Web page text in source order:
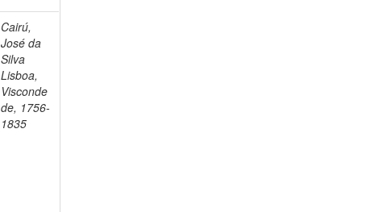
Cairú,
José da
Silva
Lisboa,
Visconde
de, 1756-
1835